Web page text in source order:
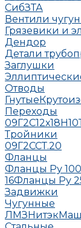
СибЗТА
Вентили
Грязевики и
Дендор
Детали
Заглушки
Отводы
Гнутые
Переходы
09Г2С
Тройники
09Г2ССТ.20
Фланцы
Фланцы Ру 10
16Фланцы Ру
Задвижки
Чугунные
ЛМЗ